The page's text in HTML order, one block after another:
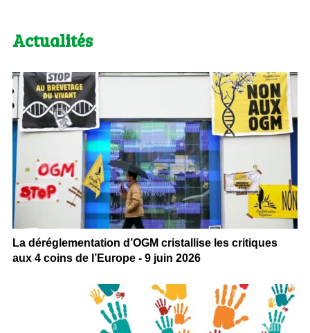
Actualités
La déréglementation d’OGM cristallise les critiques
aux 4 coins de l’Europe - 9 juin 2026